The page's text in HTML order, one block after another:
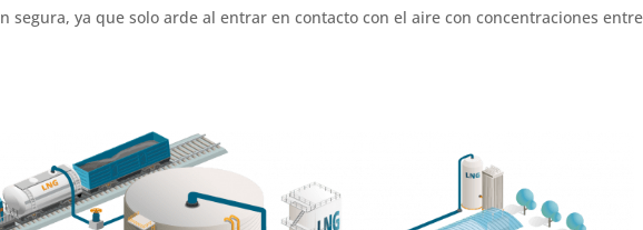
segura, ya que solo arde al entrar en contacto con el aire con concentraciones